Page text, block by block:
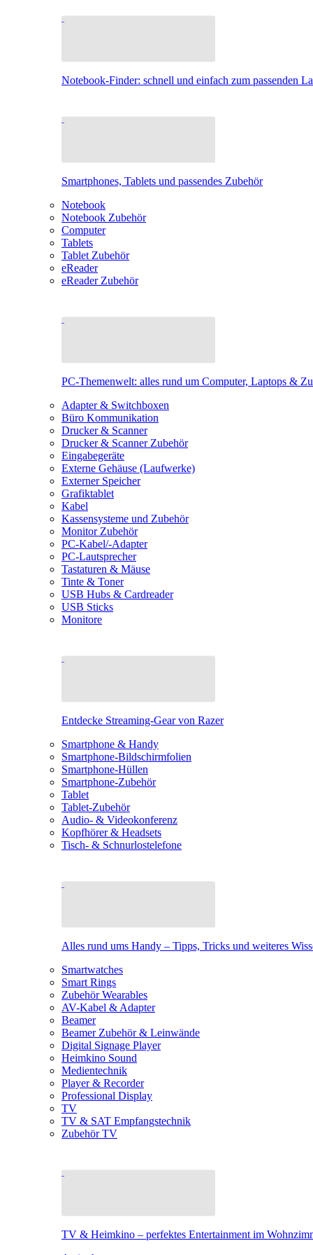
Notebook-Finder: schnell und einfach zum passenden
Smartphones, Tablets und passendes Zubehör
Notebook
Notebook Zubehör
Computer
Tablets
Tablet Zubehör
eReader
eReader Zubehör
PC-Themenwelt: alles rund um Computer, Laptops &
Adapter & Switchboxen
Büro Kommunikation
Drucker & Scanner
Drucker & Scanner Zubehör
Eingabegeräte
Externe Gehäuse (Laufwerke)
Externer Speicher
Grafiktablet
Kabel
Kassensysteme und Zubehör
Monitor Zubehör
PC-Kabel/-Adapter
PC-Lautsprecher
Tastaturen & Mäuse
Tinte & Toner
USB Hubs & Cardreader
USB Sticks
Monitore
Entdecke Streaming-Gear von Razer
Smartphone & Handy
Smartphone-Bildschirmfolien
Smartphone-Hüllen
Smartphone-Zubehör
Tablet
Tablet-Zubehör
Audio- & Videokonferenz
Kopfhörer & Headsets
Tisch- & Schnurlostelefone
Alles rund ums Handy – Tipps, Tricks und weiteres
Smartwatches
Smart Rings
Zubehör Wearables
AV-Kabel & Adapter
Beamer
Beamer Zubehör & Leinwände
Digital Signage Player
Heimkino Sound
Medientechnik
Player & Recorder
Professional Display
TV
TV & SAT Empfangstechnik
Zubehör TV
TV & Heimkino – perfektes Entertainment im